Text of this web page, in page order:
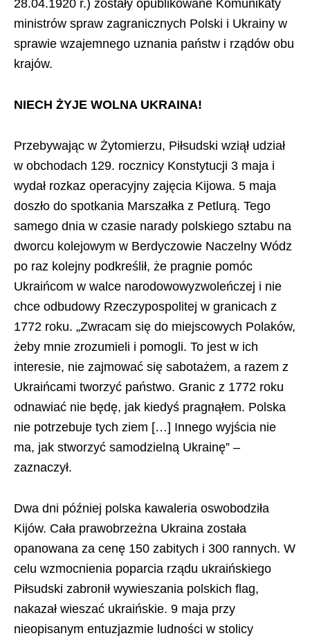
28.04.1920 r.) zostały opublikowane Komunikaty
ministrów spraw zagranicznych Polski i Ukrainy w
sprawie wzajemnego uznania państw i rządów obu
krajów.
NIECH ŻYJE WOLNA UKRAINA!
Przebywając w Żytomierzu, Piłsudski wziął udział
w obchodach 129. rocznicy Konstytucji 3 maja i
wydał rozkaz operacyjny zajęcia Kijowa. 5 maja
doszło do spotkania Marszałka z Petlurą. Tego
samego dnia w czasie narady polskiego sztabu na
dworcu kolejowym w Berdyczowie Naczelny Wódz
po raz kolejny podkreślił, że pragnie pomóc
Ukraińcom w walce narodowowyzwoleńczej i nie
chce odbudowy Rzeczypospolitej w granicach z
1772 roku. „Zwracam się do miejscowych Polaków,
żeby mnie zrozumieli i pomogli. To jest w ich
interesie, nie zajmować się sabotażem, a razem z
Ukraińcami tworzyć państwo. Granic z 1772 roku
odnawiać nie będę, jak kiedyś pragnąłem. Polska
nie potrzebuje tych ziem […] Innego wyjścia nie
ma, jak stworzyć samodzielną Ukrainę” –
zaznaczył.
Dwa dni później polska kawaleria oswobodziła
Kijów. Cała prawobrzeżna Ukraina została
opanowana za cenę 150 zabitych i 300 rannych. W
celu wzmocnienia poparcia rządu ukraińskiego
Piłsudski zabronił wywieszania polskich flag,
nakazał wieszać ukraińskie. 9 maja przy
nieopisanym entuzjazmie ludności w stolicy